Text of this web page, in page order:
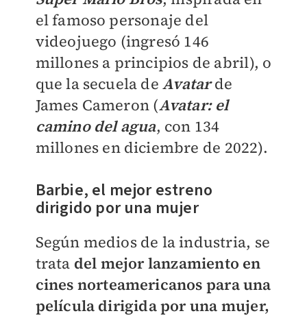
el famoso personaje del
videojuego (ingresó 146
millones a principios de abril), o
que la secuela deAvatarde
James Cameron (Avatar: el
camino del agua, con 134
millones en diciembre de 2022).
Barbie, el mejor estreno
dirigido por una mujer
Según medios de la industria, se
trata del mejor lanzamiento en
cines norteamericanos para una
película dirigida por una mujer,